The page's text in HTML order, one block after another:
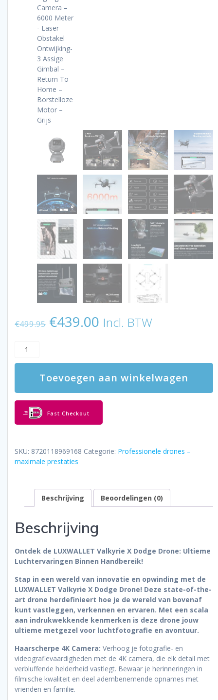
€499.95 Oorspronkelijke
prijs
€439.00 Huidige
prijs
Incl. BTW
LUXWALLET
X
WiFi
GPS
-
Micro-
Ingang-
Camera
6000
-
Laser
Ontwijking-
3
Assige
Gimbal
–
Return
Home
–
Borstelloze
Motor
–
Toevoegen aan winkelwagen
Fast Checkout
SKU: 8720118969168 Categorie: Professionele drones –
maximale prestaties
Beschrijving Beoordelingen (0)
Beschrijving
Ontdek de LUXWALLET Valkyrie X Dodge Drone: Ultieme
Luchtervaringen Binnen Handbereik!
Stap in een wereld van innovatie en opwinding met de
LUXWALLET Valkyrie X Dodge Drone! Deze state-of-the-
art drone herdefinieert hoe je de wereld van bovenaf
kunt vastleggen, verkennen en ervaren. Met een scala
aan indrukwekkende kenmerken is deze drone jouw
ultieme metgezel voor luchtfotografie en avontuur.
Haarscherpe 4K Camera: Verhoog je fotografie- en
videografievaardigheden met de 4K camera, die elk detail met
verbluffende helderheid vastlegt. Bewaar je herinneringen in
filmische kwaliteit en deel adembenemende opnames met
vrienden en familie.